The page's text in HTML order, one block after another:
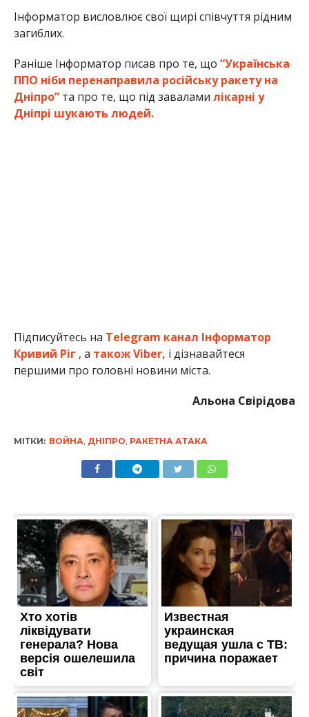
Інформатор висловлює свої щирі співчуття рідним
загиблих.
Раніше Інформатор писав про те, що “Українська
ППО ніби перенаправила російську ракету на
Дніпро” та про те, що під завалами лікарні у
Дніпрі шукають людей.
Підписуйтесь на Telegram канал Інформатор
Кривий Ріг , а також Viber, і дізнавайтеся
першими про головні новини міста.
Альона Свірідова
МІТКИ: ВОЙНА ДНІПРО РАКЕТНА АТАКА